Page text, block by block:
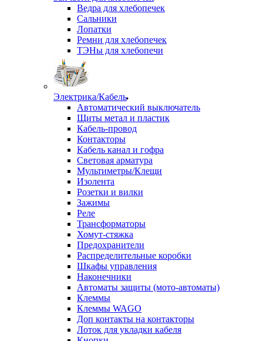
Ведра для хлебопечек
Сальники
Лопатки
Ремни для хлебопечек
ТЭНы для хлебопечи
Электрика/Кабель
Автоматический выключатель
Щиты метал и пластик
Кабель-провод
Контакторы
Кабель канал и гофра
Световая арматура
Мультиметры/Клещи
Изолента
Розетки и вилки
Зажимы
Реле
Трансформаторы
Хомут-стяжка
Предохранители
Распределительные коробки
Шкафы управления
Наконечники
Автоматы защиты (мото-автоматы)
Клеммы
Клеммы WAGO
Доп контакты на контакторы
Лоток для укладки кабеля